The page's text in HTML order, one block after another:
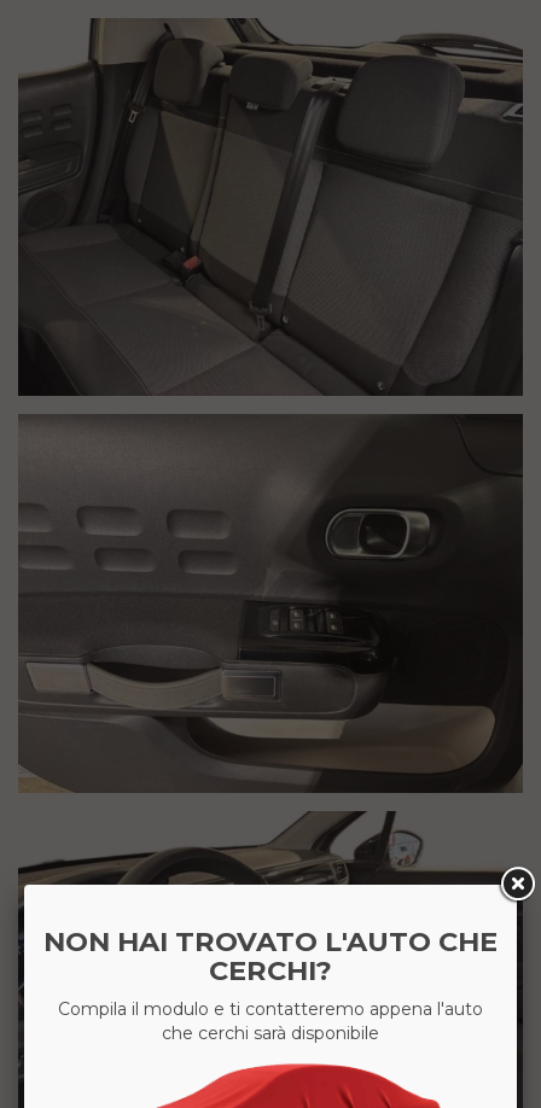
NON HAI TROVATO L'AUTO CHE
CERCHI?
Compila il modulo e ti contatteremo appena l'auto
che cerchi sarà disponibile